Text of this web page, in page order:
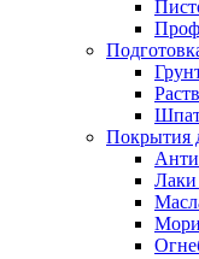
Покрытия
Лаки